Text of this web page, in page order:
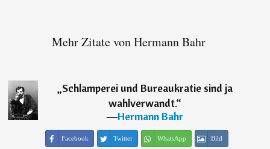
Mehr Zitate von Hermann Bahr
„Schlamperei und Bureaukratie sind ja
wahlverwandt.“
―Hermann Bahr
Facebook Twitter WhatsApp Bild